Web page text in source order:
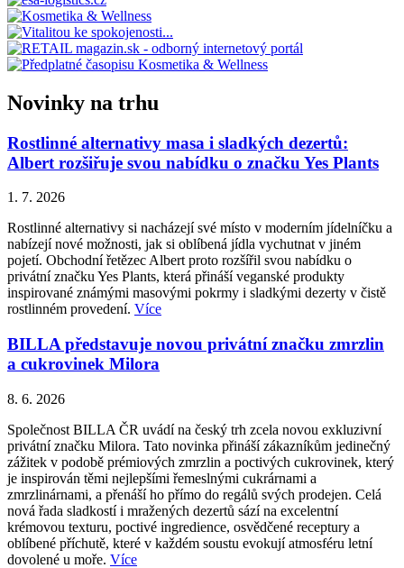
Novinky na trhu
Rostlinné alternativy masa i sladkých dezertů:
Albert rozšiřuje svou nabídku o značku Yes Plants
1. 7. 2026
Rostlinné alternativy si nacházejí své místo v moderním jídelníčku a
nabízejí nové možnosti, jak si oblíbená jídla vychutnat v jiném
pojetí. Obchodní řetězec Albert proto rozšířil svou nabídku o
privátní značku Yes Plants, která přináší veganské produkty
inspirované známými masovými pokrmy i sladkými dezerty v čistě
rostlinném provedení. Více
BILLA představuje novou privátní značku zmrzlin
a cukrovinek Milora
8. 6. 2026
Společnost BILLA ČR uvádí na český trh zcela novou exkluzivní
privátní značku Milora. Tato novinka přináší zákazníkům jedinečný
zážitek v podobě prémiových zmrzlin a poctivých cukrovinek, který
je inspirován těmi nejlepšími řemeslnými cukrárnami a
zmrzlinárnami, a přenáší ho přímo do regálů svých prodejen. Celá
nová řada sladkostí i mražených dezertů sází na excelentní
krémovou texturu, poctivé ingredience, osvědčené receptury a
oblíbené příchutě, které v každém soustu evokují atmosféru letní
dovolené u moře. Více